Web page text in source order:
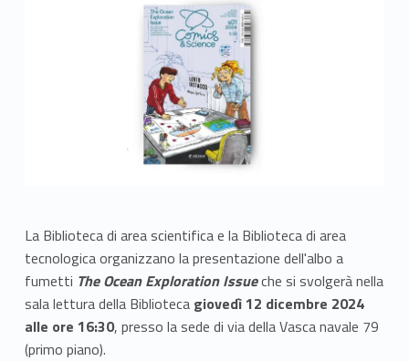
La Biblioteca di area scientifica e la Biblioteca di area
tecnologica organizzano la presentazione dell'albo a
fumetti The Ocean Exploration Issueche si svolgerà nella
sala lettura della Biblioteca giovedì 12 dicembre 2024
alle ore 16:30, presso la sede di via della Vasca navale 79
(primo piano).